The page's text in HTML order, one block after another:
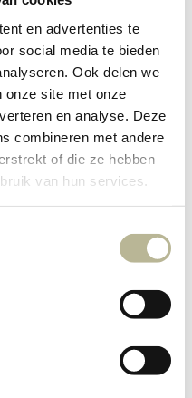
en advertenties te
social media te bieden
Ook delen we
onze site met onze
en analyse. Deze
combineren met andere
of die ze hebben
van hun services.